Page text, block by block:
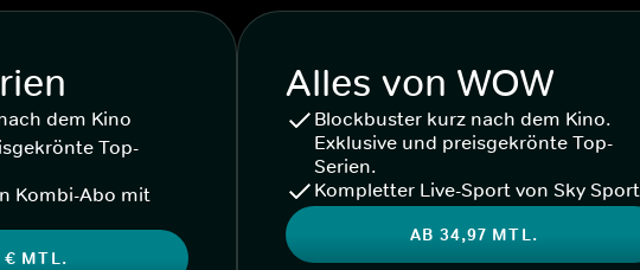
dem Kino
Top-
Kombi-Abo mit
€ MTL.
Alles von WOW
Blockbuster kurz nach dem Kino.
Exklusive und preisgekrönte Top-
Serien.
Kompletter Live-Sport von Sky Sport
AB 34,97 MTL.